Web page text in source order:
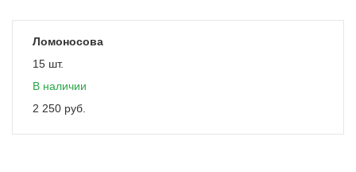
Ломоносова
15 шт.
В наличии
2 250 руб.